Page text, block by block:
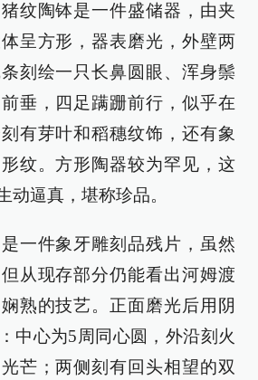
纹陶钵是一件盛储器，由夹
呈方形，器表磨光，外壁两
刻绘一只长鼻圆眼、浑身鬃
垂，四足蹒跚前行，似乎在
有芽叶和稻穗纹饰，还有象
纹。方形陶器较为罕见，这
动逼真，堪称珍品。
一件象牙雕刻品残片，虽然
从现存部分仍能看出河姆渡
熟的技艺。正面磨光后用阴
中心为5周同心圆，外沿刻火
芒；两侧刻有回头相望的双